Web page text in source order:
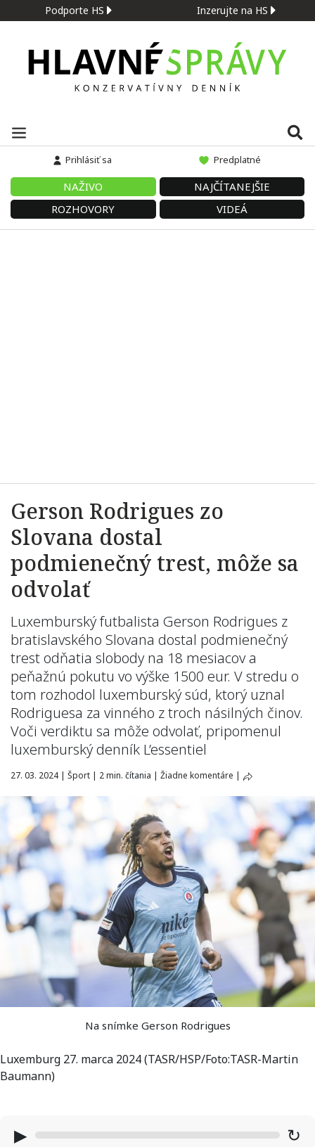
Podporte HS Inzerujte na HS
Prihlásiť sa Predplatné
NAŽIVO
NAJČÍTANEJŠIE
ROZHOVORY
VIDEÁ
Gerson Rodrigues zo
Slovana dostal
podmienečný trest, môže sa
odvolať
Luxemburský futbalista Gerson Rodrigues z
bratislavského Slovana dostal podmienečný
trest odňatia slobody na 18 mesiacov a
peňažnú pokutu vo výške 1500 eur. V stredu o
tom rozhodol luxemburský súd, ktorý uznal
Rodriguesa za vinného z troch násilných činov.
Voči verdiktu sa môže odvolať, pripomenul
luxemburský denník L’essentiel
27. 03. 2024 | Šport | 2 min. čítania | Žiadne komentáre |
Na snímke Gerson Rodrigues
Luxemburg 27. marca 2024 (TASR/HSP/Foto:TASR-Martin
Baumann)
▶ ↻